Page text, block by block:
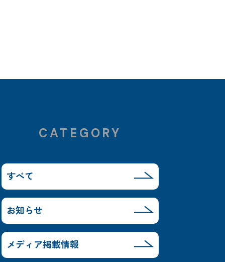
CATEGORY
すべて
お知らせ
メディア掲載情報